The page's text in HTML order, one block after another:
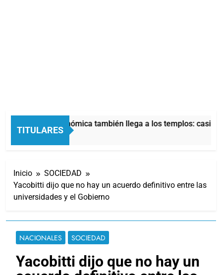
TITULARES
La crisis económica también llega a los templos: casi la
10 Horas Atrás
Inicio
SOCIEDAD
Yacobitti dijo que no hay un acuerdo definitivo entre las
universidades y el Gobierno
NACIONALES SOCIEDAD
Yacobitti dijo que no hay un